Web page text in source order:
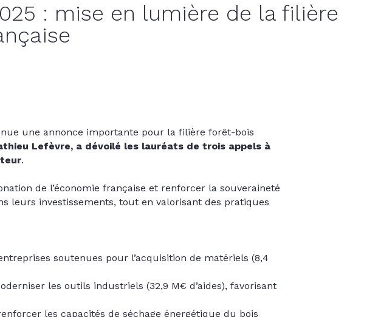
: mise en lumière de la filière
une annonce importante pour la filière forêt-bois
Lefèvre, a dévoilé les lauréats de trois appels à
.
de l’économie française et renforcer la souveraineté
leurs investissements, tout en valorisant des pratiques
soutenues pour l’acquisition de matériels (8,4
les outils industriels (32,9 M€ d’aides), favorisant
les capacités de séchage énergétique du bois